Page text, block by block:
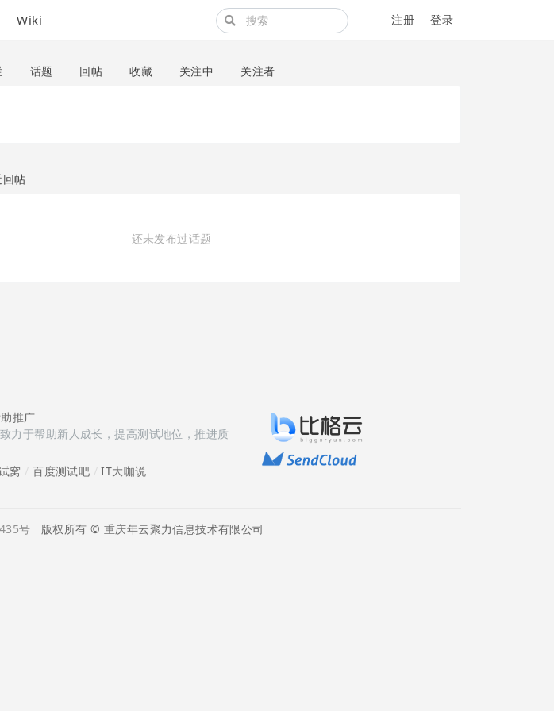
Wiki 注册 登录
话题 回帖 收藏 关注中 关注者
帖
还未发布过话题
推广
力于帮助新人成长，提高测试地位，推进质
窝 /百度测试吧 /IT大咖说
号 版权所有 © 重庆年云聚力信息技术有限公司